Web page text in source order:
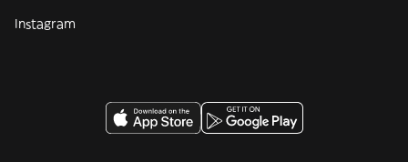
Instagram